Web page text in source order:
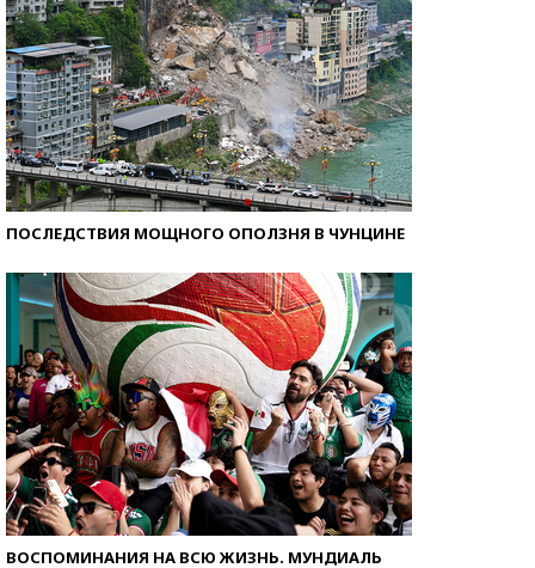
ПОСЛЕДСТВИЯ МОЩНОГО ОПОЛЗНЯ В ЧУНЦИНЕ
ВОСПОМИНАНИЯ НА ВСЮ ЖИЗНЬ. МУНДИАЛЬ